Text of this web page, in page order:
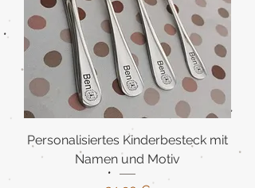
Personalisiertes Kinderbesteck mit
Namen und Motiv